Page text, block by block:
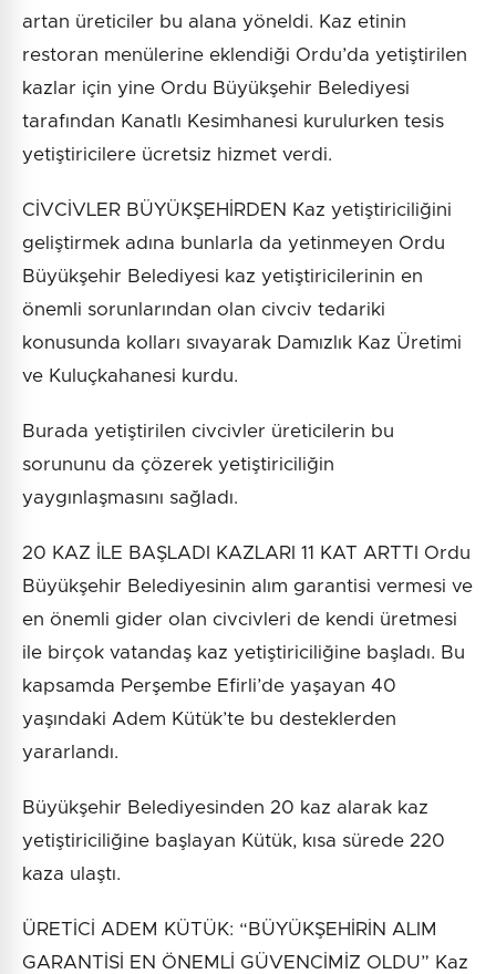
artan üreticiler bu alana yöneldi. Kaz etinin
restoran menülerine eklendiği Ordu’da yetiştirilen
kazlar için yine Ordu Büyükşehir Belediyesi
tarafından Kanatlı Kesimhanesi kurulurken tesis
yetiştiricilere ücretsiz hizmet verdi.
CİVCİVLER BÜYÜKŞEHİRDEN Kaz yetiştiriciliğini
geliştirmek adına bunlarla da yetinmeyen Ordu
Büyükşehir Belediyesi kaz yetiştiricilerinin en
önemli sorunlarından olan civciv tedariki
konusunda kolları sıvayarak Damızlık Kaz Üretimi
ve Kuluçkahanesi kurdu.
Burada yetiştirilen civcivler üreticilerin bu
sorununu da çözerek yetiştiriciliğin
yaygınlaşmasını sağladı.
20 KAZ İLE BAŞLADI KAZLARI 11 KAT ARTTI Ordu
Büyükşehir Belediyesinin alım garantisi vermesi ve
en önemli gider olan civcivleri de kendi üretmesi
ile birçok vatandaş kaz yetiştiriciliğine başladı. Bu
kapsamda Perşembe Efirli’de yaşayan 40
yaşındaki Adem Kütük’te bu desteklerden
yararlandı.
Büyükşehir Belediyesinden 20 kaz alarak kaz
yetiştiriciliğine başlayan Kütük, kısa sürede 220
kaza ulaştı.
ÜRETİCİ ADEM KÜTÜK: “BÜYÜKŞEHİRİN ALIM
GARANTİSİ EN ÖNEMLİ GÜVENCİMİZ OLDU” Kaz